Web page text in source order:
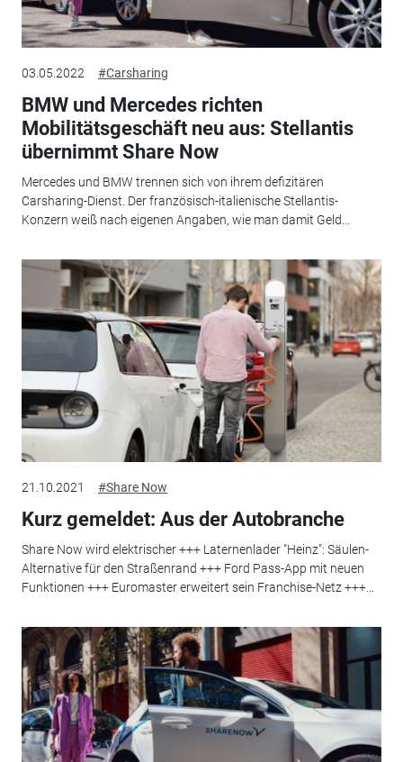
03.05.2022 #Carsharing
BMW und Mercedes richten
Mobilitätsgeschäft neu aus: Stellantis
übernimmt Share Now
Mercedes und BMW trennen sich von ihrem defizitären
Carsharing-Dienst. Der französisch-italienische Stellantis-
Konzern weiß nach eigenen Angaben, wie man damit Geld...
21.10.2021 #Share Now
Kurz gemeldet: Aus der Autobranche
Share Now wird elektrischer +++ Laternenlader "Heinz": Säulen-
Alternative für den Straßenrand +++ Ford Pass-App mit neuen
Funktionen +++ Euromaster erweitert sein Franchise-Netz +++...